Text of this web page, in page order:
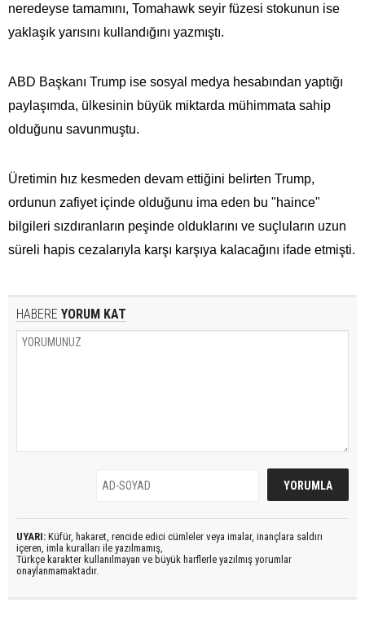
neredeyse tamamını, Tomahawk seyir füzesi stokunun ise
yaklaşık yarısını kullandığını yazmıştı.
ABD Başkanı Trump ise sosyal medya hesabından yaptığı
paylaşımda, ülkesinin büyük miktarda mühimmata​​​​​​​ sahip
olduğunu savunmuştu.
Üretimin hız kesmeden devam ettiğini belirten Trump,
ordunun zafiyet içinde olduğunu ima eden bu "haince"
bilgileri sızdıranların peşinde olduklarını ve suçluların uzun
süreli hapis cezalarıyla karşı karşıya kalacağını ifade etmişti.
HABERE YORUM KAT
UYARI: Küfür, hakaret, rencide edici cümleler veya imalar, inançlara saldırı
içeren, imla kuralları ile yazılmamış,
Türkçe karakter kullanılmayan ve büyük harflerle yazılmış yorumlar
onaylanmamaktadır.